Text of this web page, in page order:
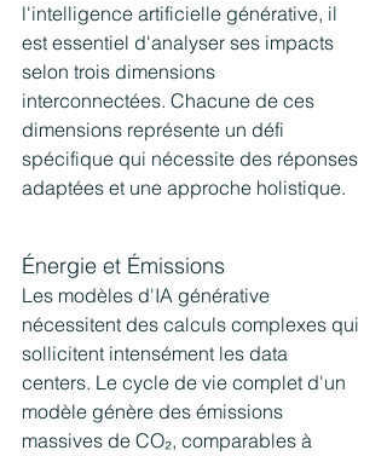
l'intelligence artificielle générative, il
est essentiel d'analyser ses impacts
selon trois dimensions
interconnectées. Chacune de ces
dimensions représente un défi
spécifique qui nécessite des réponses
adaptées et une approche holistique.
Énergie et Émissions
Les modèles d'IA générative
nécessitent des calculs complexes qui
sollicitent intensément les data
centers. Le cycle de vie complet d'un
modèle génère des émissions
massives de CO₂, comparables à